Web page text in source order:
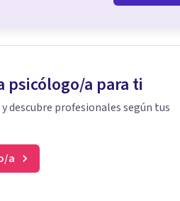
psicólogo/a para ti
descubre profesionales según tus
a